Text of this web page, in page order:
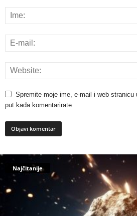
Spremite moje ime, e-mail i web stranicu
put kada komentarirate.
Najčitanije